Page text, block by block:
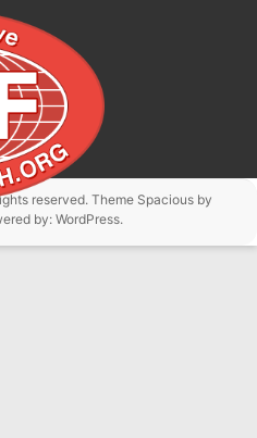
reserved. Theme Spaciousby
by: WordPress.